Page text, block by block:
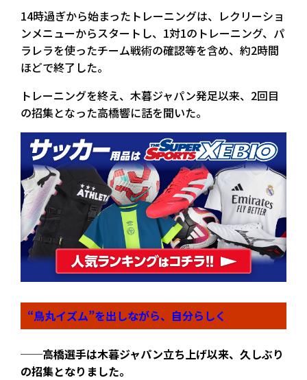
14時過ぎから始まったトレーニングは、レクリーショ
ンメニューからスタートし、1対1のトレーニング、パ
ラレラを使ったチーム戦術の確認等を含め、約2時間
ほどで終了した。
トレーニングを終え、木暮ジャパン発足以来、2回目
の招集となった高橋響に話を聞いた。
“鳥丸イズム”を出しながら、自分らしく
──高橋選手は木暮ジャパン立ち上げ以来、久しぶり
の招集となりました。